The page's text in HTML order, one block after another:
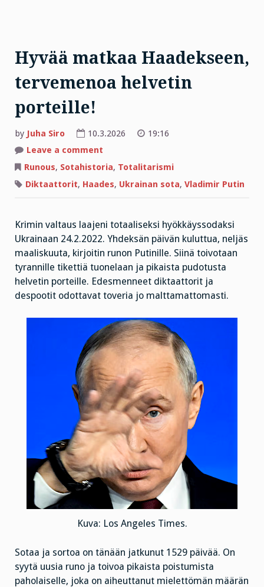
Hyvää matkaa Haadekseen,
tervemenoa helvetin
porteille!
by Juha Siro 10.3.2026
19:16
Leave a comment
matkaa
Haadekseen,
tervemenoa
helvetin
Runous, Sotahistoria, Totalitarismi
Diktaattorit, Haades, Ukrainan sota, Vladimir Putin
Krimin valtaus laajeni totaaliseksi hyökkäyssodaksi
Ukrainaan 24.2.2022. Yhdeksän päivän kuluttua, neljäs
maaliskuuta, kirjoitin runon Putinille. Siinä toivotaan
tyrannille tikettiä tuonelaan ja pikaista pudotusta
helvetin porteille. Edesmenneet diktaattorit ja
despootit odottavat toveria jo malttamattomasti.
Kuva: Los Angeles Times.
Sotaa ja sortoa on tänään jatkunut 1529 päivää. On
syytä uusia runo ja toivoa pikaista poistumista
paholaiselle, joka on aiheuttanut mielettömän määrän